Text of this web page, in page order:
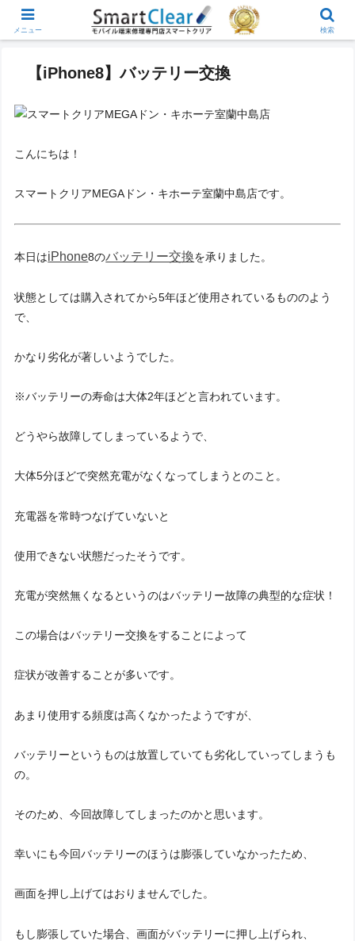
【iPhone8】バッテリー交換
こんにちは！
スマートクリアMEGAドン・キホーテ室蘭中島店です。
本日はiPhone8のバッテリー交換を承りました。
状態としては購入されてから5年ほど使用されているもののよう
で、
かなり劣化が著しいようでした。
※バッテリーの寿命は大体2年ほどと言われています。
どうやら故障してしまっているようで、
大体5分ほどで突然充電がなくなってしまうとのこと。
充電器を常時つなげていないと
使用できない状態だったそうです。
充電が突然無くなるというのはバッテリー故障の典型的な症状！
この場合はバッテリー交換をすることによって
症状が改善することが多いです。
あまり使用する頻度は高くなかったようですが、
バッテリーというものは放置していても劣化していってしまうも
の。
そのため、今回故障してしまったのかと思います。
幸いにも今回バッテリーのほうは膨張していなかったため、
画面を押し上げてはおりませんでした。
もし膨張していた場合、画面がバッテリーに押し上げられ、
メニュー 検索